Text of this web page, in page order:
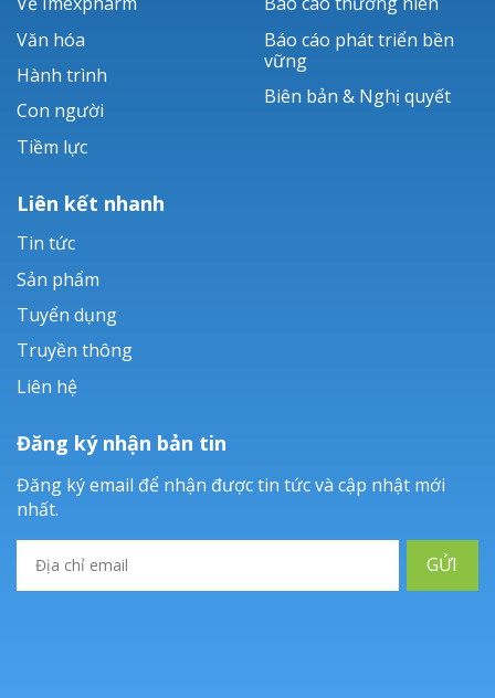
Văn hóa
Hành trình
Con người
Tiềm lực
Báo cáo phát triển bền
vững
Biên bản & Nghị quyết
Liên kết nhanh
Tin tức
Sản phẩm
Tuyển dụng
Truyền thông
Liên hệ
Đăng ký nhận bản tin
Đăng ký email để nhận được tin tức và cập nhật mới
nhất.
GỬI